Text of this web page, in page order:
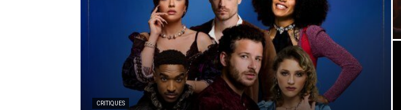
CRITIQUES